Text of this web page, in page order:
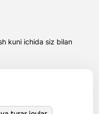
kuni ichida siz bilan